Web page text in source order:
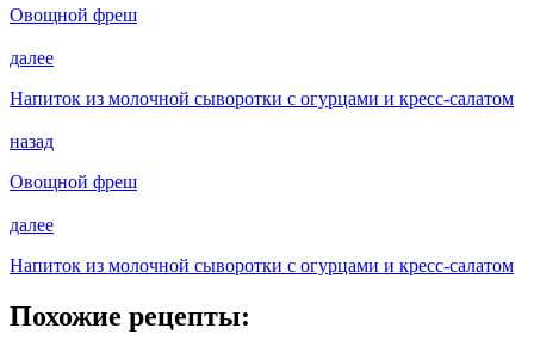
Овощной фреш
далее
Напиток из молочной сыворотки с огурцами и кресс-салатом
назад
Овощной фреш
далее
Напиток из молочной сыворотки с огурцами и кресс-салатом
Похожие рецепты: